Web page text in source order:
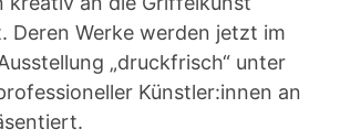
Deren Werke werden jetzt im
„druckfrisch“ unter
Künstler:innen an